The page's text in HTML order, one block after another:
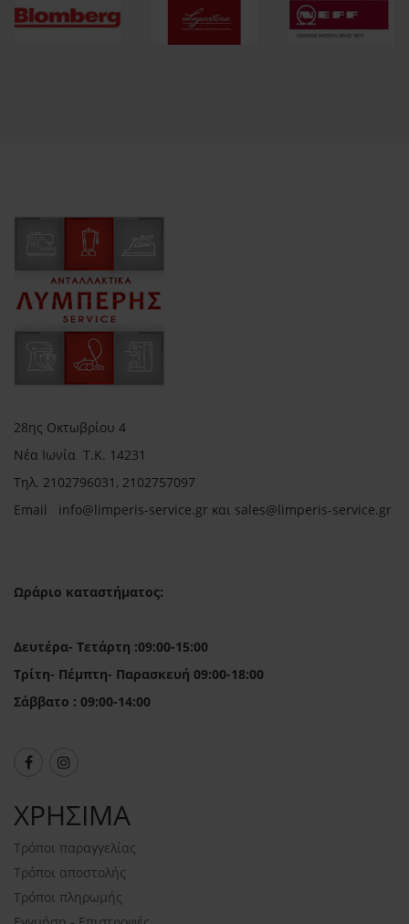
28ης Οκτωβρίου 4
Νέα Ιωνία Τ.Κ. 14231
Τηλ. 2102796031, 2102757097
Email info@limperis-service.gr και sales@limperis-service.gr
Ωράριο καταστήματος:
Δευτέρα- Τετάρτη :09:00-15:00
Τρίτη- Πέμπτη- Παρασκευή 09:00-18:00
Σάββατο : 09:00-14:00
ΧΡΗΣΙΜΑ
Τρόποι παραγγελίας
Τρόποι αποστολής
Τρόποι πληρωμής